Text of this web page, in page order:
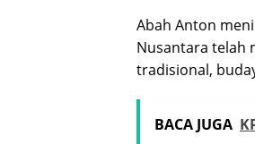
Abah Anton
Nusantara telah
tradisional,
BACA JUGA